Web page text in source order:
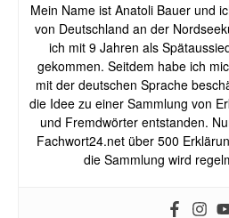
Mein Name ist Anatoli Bauer und
von Deutschland an der
ich mit 9 Jahren als
gekommen. Seitdem habe ich
mit der deutschen Sprache
die Idee zu einer Sammlung von
und Fremdwörter entstanden.
Fachwort24.net über 500
die Sammlung wird